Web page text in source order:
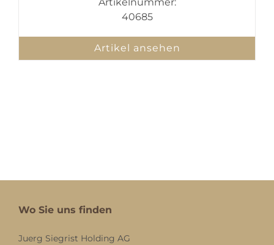
40685
Artikel ansehen
Wo Sie uns finden
Juerg Siegrist Holding AG